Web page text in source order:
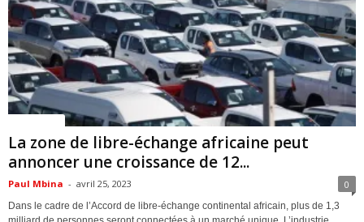
La zone de libre-échange africaine peut
annoncer une croissance de 12...
Paul Mbina - avril 25, 2023 0
Dans le cadre de l’Accord de libre-échange continental africain, plus de 1,3